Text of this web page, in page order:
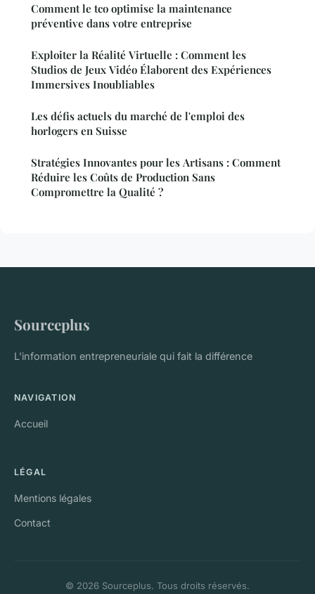
Comment le tco optimise la maintenance
préventive dans votre entreprise
Exploiter la Réalité Virtuelle : Comment les
Studios de Jeux Vidéo Élaborent des Expériences
Immersives Inoubliables
Les défis actuels du marché de l'emploi des
horlogers en Suisse
Stratégies Innovantes pour les Artisans : Comment
Réduire les Coûts de Production Sans
Compromettre la Qualité ?
Sourceplus
L'information entrepreneuriale qui fait la différence
NAVIGATION
Accueil
LÉGAL
Mentions légales
Contact
© 2026 Sourceplus. Tous droits réservés.